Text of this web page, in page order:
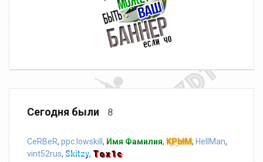
Сегодня были 8
CeRBeR, ppc.lowskill , Имя Фамилия, KPblM, HellMan,
vint52rus, Skitzy, Tox1c